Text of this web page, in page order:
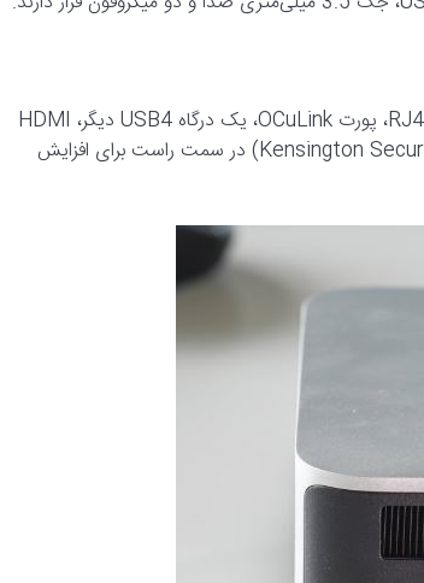
درگاه‌های پشتی شامل پورت منبع تغذیه، پورت اترنت RJ45 2.5G، DisplayPort 2.0، پورت OCuLink، یک درگاه USB4 دیگر، HDMI
2.1 و یک درگاه USB-A 2.0 هستند. همچنین، یک شیار قفل کنزینگتون (Kensington Security Slot) در سمت راست برای افزایش